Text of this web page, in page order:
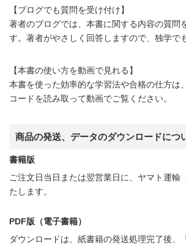
【ブログでも質問を受け付け】
著者のブログでは、本書に関する内容の質問
す。著者がやさしく回答しますので、独学で
【本書の使い方を動画で見れる】
本書を使った効率的な学習法や合格の仕方は
コードを読み取って動画でご覧ください。
商品の発送、データのダウンロードにつ
書籍版
ご注文日当日または翌営業日に、ヤマト運輸
たします。
PDF版（電子書籍）
ダウンロードは、紙書籍の発送処理完了後、